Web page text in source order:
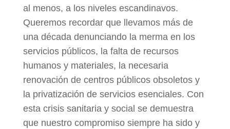
al menos, a los niveles escandinavos.
Queremos recordar que llevamos más de
una década denunciando la merma en los
servicios públicos, la falta de recursos
humanos y materiales, la necesaria
renovación de centros públicos obsoletos y
la privatización de servicios esenciales. Con
esta crisis sanitaria y social se demuestra
que nuestro compromiso siempre ha sido y